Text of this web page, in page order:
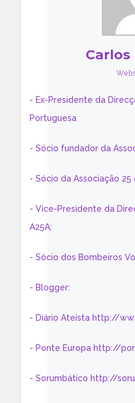
Carlos
- Ex-Presidente da
Portuguesa
- Sócio fundador da
- Sócio da Associação 25
- Vice-Presidente da
A25A;
- Sócio dos Bombeiros
- Blogger:
- Diário Ateísta http://
- Ponte Europa http://
- Sorumbático http://